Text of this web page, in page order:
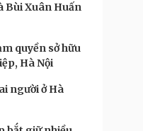
Bùi Xuân Huấn
quyền sở hữu
Hà Nội
người ở Hà